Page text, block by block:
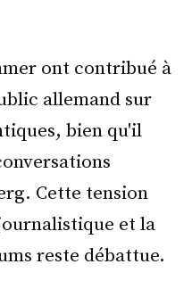
ont contribué à
allemand sur
bien qu'il
Cette tension
et la
reste débattue.